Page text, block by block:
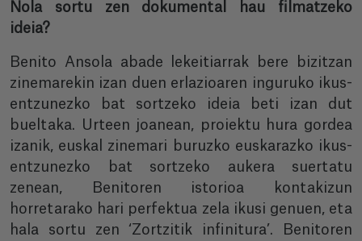
Nola sortu zen dokumental hau filmatzeko
ideia?
Benito Ansola abade lekeitiarrak bere bizitzan
zinemarekin izan duen erlazioaren inguruko ikus-
entzunezko bat sortzeko ideia beti izan dut
bueltaka. Urteen joanean, proiektu hura gordea
izanik, euskal zinemari buruzko euskarazko ikus-
entzunezko bat sortzeko aukera suertatu
zenean, Benitoren istorioa kontakizun
horretarako hari perfektua zela ikusi genuen, eta
hala sortu zen ‘Zortzitik infinitura’. Benitoren